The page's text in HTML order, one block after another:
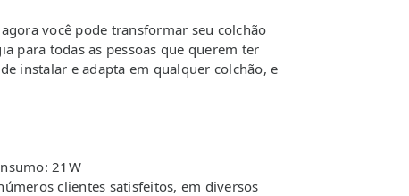
você pode transformar seu colchão
para todas as pessoas que querem ter
instalar e adapta em qualquer colchão, e
21W
clientes satisfeitos, em diversos